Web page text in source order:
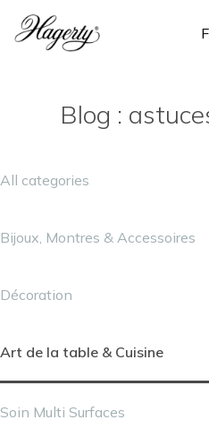
Blog :
All categories
Bijoux, Montres & Accessoires
Décoration
Art de la table & Cuisine
Soin Multi Surfaces